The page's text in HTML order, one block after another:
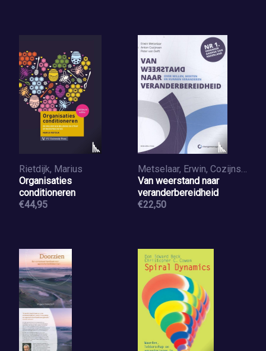
Rietdijk, Marius
Organisaties
conditioneren
€44,95
Metselaar, Erwin, Cozijnsen, Anton, Delft, Peter van
Van weerstand naar
veranderbereidheid
€22,50